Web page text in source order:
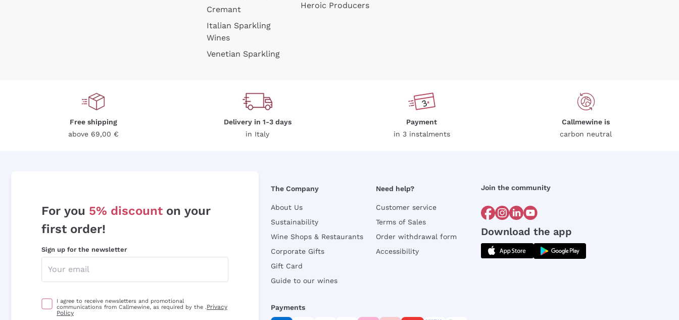
Cremant
Italian Sparkling
Wines
Venetian Sparkling
Heroic Producers
Free shipping
above 69,00 €
Delivery in 1-3 days
in Italy
Payment
in 3 instalments
Callmewine is
carbon neutral
For you 5% discount on your
first order!
Sign up for the newsletter
I agree to receive newsletters and promotional
communications from Callmewine, as required by the .Privacy
Policy
The Company
About Us
Sustainability
Wine Shops & Restaurants
Corporate Gifts
Gift Card
Guide to our wines
Need help?
Customer service
Terms of Sales
Order withdrawal form
Accessibility
Join the community
Download the app
Payments